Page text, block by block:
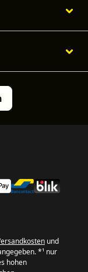
und
*¹ nur
hohen